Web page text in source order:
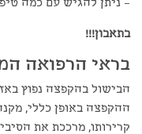
– ניתן להגיש עם כמה
בתאבון!!!
בראי הרפואה
הבישול בהקפצה נפוץ
ההקפצה באופן כללי,
קרירותו, מרככת את